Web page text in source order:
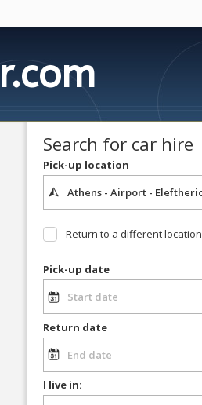
Search for car hire
Pick-up location
Return to a different location
Pick-up date
Return date
I live in: